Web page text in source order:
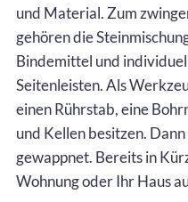
und Material. Zum
gehören die
Bindemittel und
Seitenleisten. Als
einen Rührstab, eine
und Kellen besitzen.
gewappnet. Bereits in
Wohnung oder Ihr Haus